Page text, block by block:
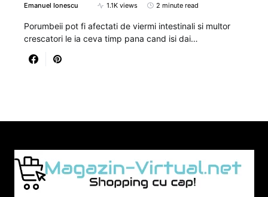
Emanuel Ionescu 1.1K views 2 minute read
Porumbeii pot fi afectati de viermi intestinali si multor
crescatori le ia ceva timp pana cand isi dai…